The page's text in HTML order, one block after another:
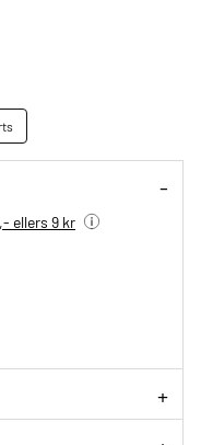
ellers 9 kr